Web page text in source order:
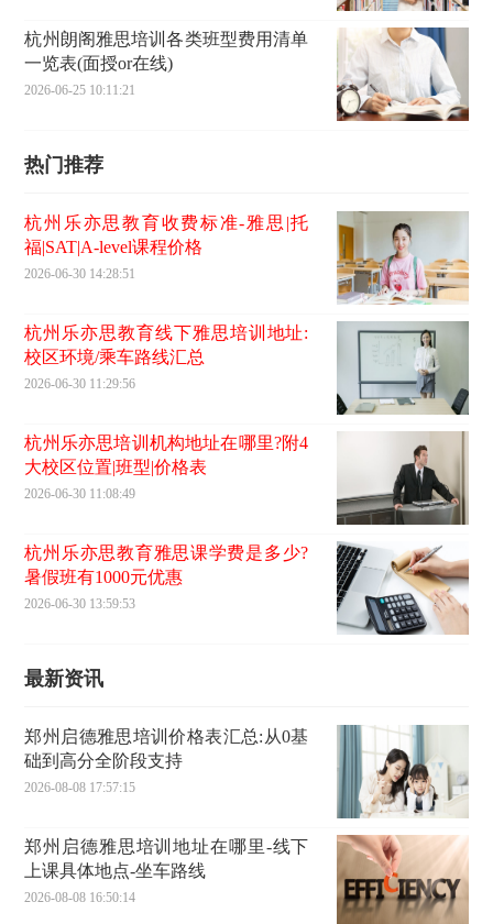
杭州朗阁雅思培训各类班型费用清单
一览表(面授or在线)
2026-06-25 10:11:21
热门推荐
杭州乐亦思教育收费标准-雅思|托
福|SAT|A-level课程价格
2026-06-30 14:28:51
杭州乐亦思教育线下雅思培训地址:
校区环境/乘车路线汇总
2026-06-30 11:29:56
杭州乐亦思培训机构地址在哪里?附4
大校区位置|班型|价格表
2026-06-30 11:08:49
杭州乐亦思教育雅思课学费是多少?
暑假班有1000元优惠
2026-06-30 13:59:53
最新资讯
郑州启德雅思培训价格表汇总:从0基
础到高分全阶段支持
2026-08-08 17:57:15
郑州启德雅思培训地址在哪里-线下
上课具体地点-坐车路线
2026-08-08 16:50:14